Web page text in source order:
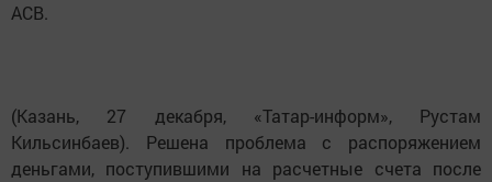
АСВ.
(Казань, 27 декабря, «Татар-информ», Рустам
Кильсинбаев). Решена проблема с распоряжением
деньгами, поступившими на расчетные счета после